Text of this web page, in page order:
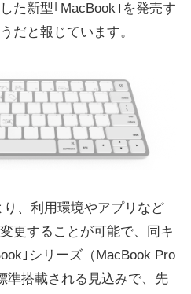
た新型｢MacBook｣を発売す
だと報じています。
、利用環境やアプリなど
更することが可能で、同キ
｣シリーズ（MacBook Pro
準搭載される見込みで、先